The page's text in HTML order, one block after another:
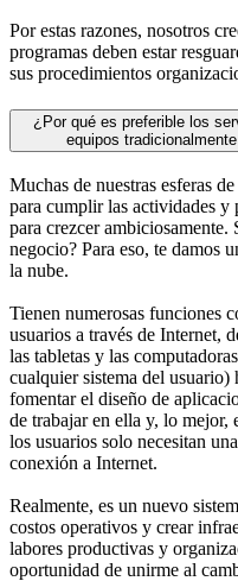
Por estas razones, nosotros
programas deben estar
sus procedimientos
¿Por qué es preferible los
equipos
Muchas de nuestras esferas
para cumplir las actividades y
para crezcer
negocio? Para eso, te damos
la nube.
Tienen numerosas funciones
usuarios a través de Internet,
las tabletas y las
cualquier sistema del usuario)
fomentar el diseño de
de trabajar en ella y, lo mejor,
los usuarios solo necesitan
conexión a Internet.
Realmente, es un nuevo
costos operativos y crear
labores productivas y
oportunidad de unirme al